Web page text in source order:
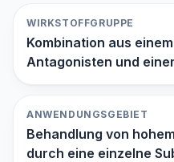
WIRKSTOFFGRUPPE
Kombination aus
Antagonisten und
ANWENDUNGSGEBIET
Behandlung von
durch eine einzelne